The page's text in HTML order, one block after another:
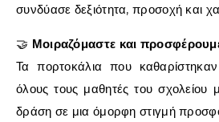
συνδύασε δεξιότητα, προσοχή και
🤝 Μοιραζόμαστε και
Τα πορτοκάλια που
όλους τους μαθητές του σχολείου
δράση σε μια όμορφη στιγμή